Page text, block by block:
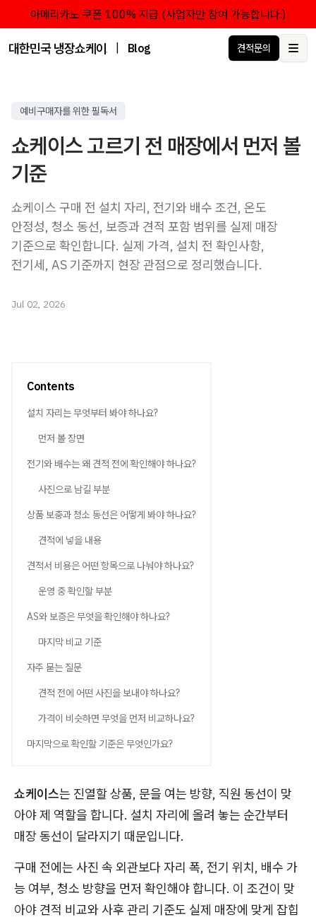
아메리카노 쿠폰 100% 지급 (사업자만 참여 가능합니다.)
대한민국 냉장쇼케이스 점유율 1위 브랜드 한성쇼케이스
Blog 견적문의
예비구매자를 위한 필독서
쇼케이스 고르기 전 매장에서 먼저 볼
기준
쇼케이스 구매 전 설치 자리, 전기와 배수 조건, 온도
안정성, 청소 동선, 보증과 견적 포함 범위를 실제 매장
기준으로 확인합니다. 실제 가격, 설치 전 확인사항,
전기세, AS 기준까지 현장 관점으로 정리했습니다.
Jul 02, 2026
Contents
설치 자리는 무엇부터 봐야 하나요?
먼저 볼 장면
전기와 배수는 왜 견적 전에 확인해야 하나요?
사진으로 남길 부분
상품 보충과 청소 동선은 어떻게 봐야 하나요?
견적에 넣을 내용
견적서 비용은 어떤 항목으로 나눠야 하나요?
운영 중 확인할 부분
AS와 보증은 무엇을 확인해야 하나요?
마지막 비교 기준
자주 묻는 질문
견적 전에 어떤 사진을 보내야 하나요?
가격이 비슷하면 무엇을 먼저 비교하나요?
마지막으로 확인할 기준은 무엇인가요?
쇼케이스는 진열할 상품, 문을 여는 방향, 직원 동선이 맞
아야 제 역할을 합니다. 설치 자리에 올려 놓는 순간부터
매장 동선이 달라지기 때문입니다.
구매 전에는 사진 속 외관보다 자리 폭, 전기 위치, 배수 가
능 여부, 청소 방향을 먼저 확인해야 합니다. 이 조건이 맞
아야 견적 비교와 사후 관리 기준도 실제 매장에 맞게 잡힙